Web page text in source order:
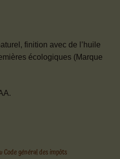
finition avec de l’huile
écologiques (Marque
Code général des impôts